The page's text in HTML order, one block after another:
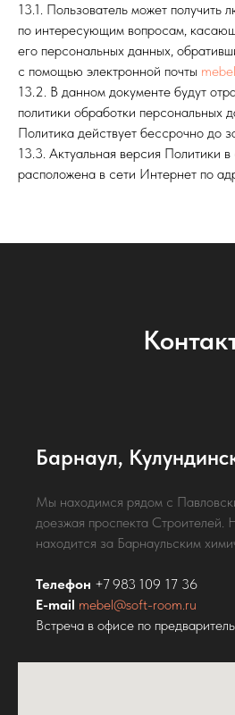
13.1. Пользователь может получить
по интересующим вопросам,
его персональных данных,
с помощью электронной почты
13.2. В данном документе будут
политики обработки персональных
Политика действует бессрочно до
13.3. Актуальная версия Политики
расположена в сети Интернет по
Барнаул,
Мы находимся рядом с
доезжая проспекта Строителей.
находится за Барнаульским
Телефон +7 983 109 17 36
E-mail mebel@soft-room.ru
Встреча в офисе по